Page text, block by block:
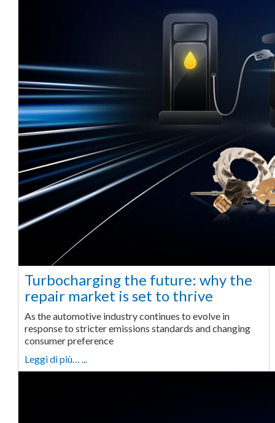
Turbocharging the future: why the
repair market is set to thrive
As the automotive industry continues to evolve in
response to stricter emissions standards and changing
consumer preference
Leggi di più… ...